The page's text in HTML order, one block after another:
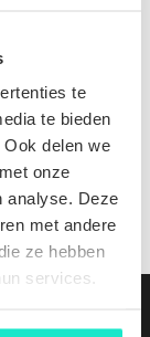
te
te bieden
delen we
onze
analyse. Deze
met andere
ze hebben
services.